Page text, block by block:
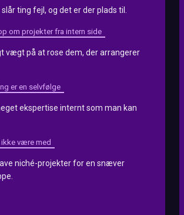
ting fejl, og det er der plads til.
om projekter fra intern side
vægt på at rose dem, der arrangerer
er en selvfølge
ekspertise internt som man kan
ikke være med
niché-projekter for en snæver